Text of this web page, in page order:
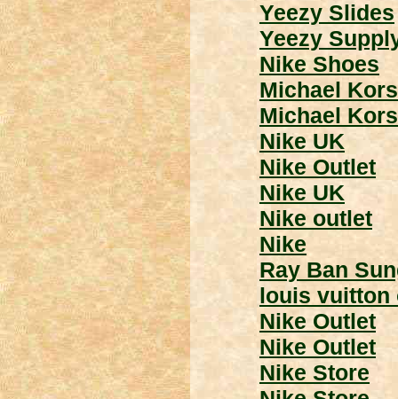
Yeezy Slides
Yeezy
Nike Shoes
Michael Kors
Michael
Nike UK
Nike Outlet
Nike UK
Nike outlet
Nike
Ray Ban
louis vuitton
Nike Outlet
Nike Outlet
Nike Store